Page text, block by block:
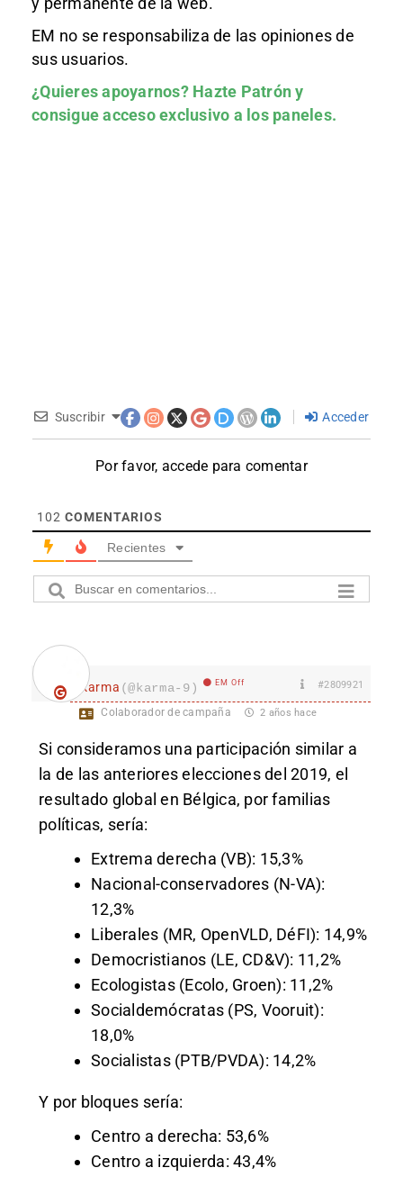
EM no se responsabiliza de las opiniones de
sus usuarios.
¿Quieres apoyarnos? Hazte Patróny
consigue acceso exclusivo a los paneles.
Suscribir Acceder
Por favor, accede para comentar
102 COMENTARIOS
Recientes
karma (@karma-9) EM Off #2809921
Colaborador de campaña 2 años hace
Si consideramos una participación similar a
la de las anteriores elecciones del 2019, el
resultado global en Bélgica, por familias
políticas, sería:
Extrema derecha (VB): 15,3%
Nacional-conservadores (N-VA):
12,3%
Liberales (MR, OpenVLD, DéFI): 14,9%
Democristianos (LE, CD&V): 11,2%
Ecologistas (Ecolo, Groen): 11,2%
Socialdemócratas (PS, Vooruit):
18,0%
Socialistas (PTB/PVDA): 14,2%
Y por bloques sería:
Centro a derecha: 53,6%
Centro a izquierda: 43,4%